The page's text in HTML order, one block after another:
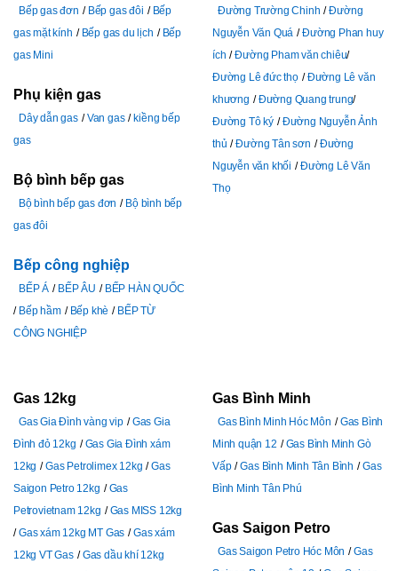
Bếp gas đơn Bếp gas đôi
Bếp
gas mặt kính
Bếp gas du lịch
Bếp
gas Mini
Phụ kiện gas
Dây dẫn gas Van gas
kiềng bếp
gas
Bộ bình bếp gas
Bộ bình bếp gas đơn
Bộ bình bếp
gas đôi
Bếp công nghiệp
BẾP Á BẾP ÂU
BẾP HÀN QUỐC
Bếp hầm
Bếp khè
BẾP TỪ
CÔNG NGHIỆP
Đường Trường Chinh
Đường
Nguyễn Văn Quá
Đường Phan huy
ích
Đường Pham văn chiêu
Đường Lê đức thọ
Đường Lê văn
khương
Đường Quang trung
Đường Tô ký
Đường Nguyễn Ảnh
thủ
Đường Tân sơn
Đường
Nguyễn văn khối
Đường Lê Văn
Thọ
Gas 12kg
Gas Gia Đình vàng vip
Gas Gia
Đình đỏ 12kg
Gas Gia Đình xám
12kg
Gas Petrolimex 12kg
Gas
Saigon Petro 12kg
Gas
Petrovietnam 12kg
Gas MISS 12kg
Gas xám 12kg MT Gas
Gas xám
12kg VT Gas
Gas dầu khí 12kg
Gas Bình Minh
Gas Bình Minh Hóc Môn
Gas Bình
Minh quận 12
Gas Bình Minh Gò
Vấp
Gas Bình Minh Tân Bình
Gas
Bình Minh Tân Phú
Gas Saigon Petro
Gas Saigon Petro Hóc Môn
Gas